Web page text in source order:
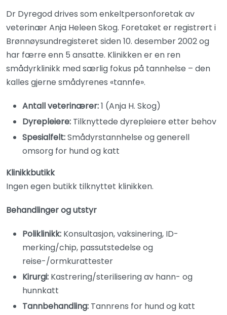
Dr Dyregod drives som enkeltpersonforetak av
veterinær Anja Heleen Skog. Foretaket er registrert i
Brønnøysundregisteret siden 10. desember 2002 og
har færre enn 5 ansatte. Klinikken er en ren
smådyrklinikk med særlig fokus på tannhelse – den
kalles gjerne smådyrenes «tannfe».
Antall veterinærer:1 (Anja H. Skog)
Dyrepleiere: Tilknyttede dyrepleiere etter behov
Spesialfelt:Smådyrstannhelse og generell
omsorg for hund og katt
Klinikkbutikk
Ingen egen butikk tilknyttet klinikken.
Behandlinger og utstyr
Poliklinikk: Konsultasjon, vaksinering, ID-
merking/chip, passutstedelse og
reise-/ormkurattester
Kirurgi: Kastrering/sterilisering av hann- og
hunnkatt
Tannbehandling: Tannrens for hund og katt